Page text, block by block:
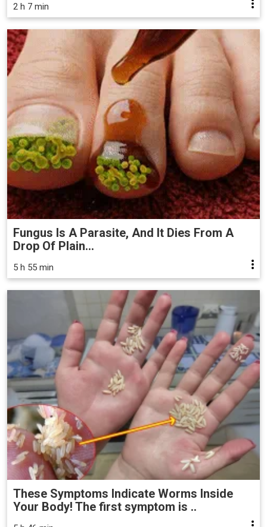
2 h 7 min
Fungus Is A Parasite, And It Dies From A
Drop Of Plain...
5 h 55 min
These Symptoms Indicate Worms Inside
Your Body! The first symptom is ..